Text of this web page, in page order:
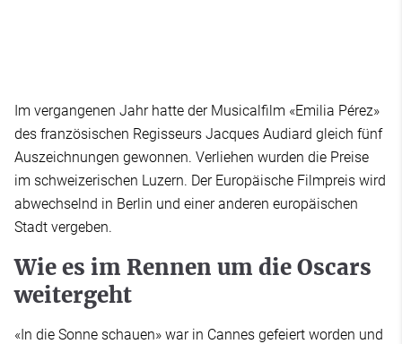
Im vergangenen Jahr hatte der Musicalfilm «Emilia Pérez»
des französischen Regisseurs Jacques Audiard gleich fünf
Auszeichnungen gewonnen. Verliehen wurden die Preise
im schweizerischen Luzern. Der Europäische Filmpreis wird
abwechselnd in Berlin und einer anderen europäischen
Stadt vergeben.
Wie es im Rennen um die Oscars
weitergeht
«In die Sonne schauen» war in Cannes gefeiert worden und